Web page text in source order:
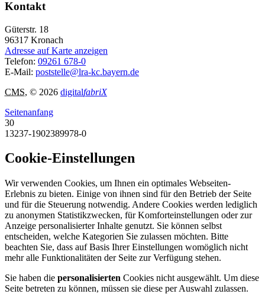
Kontakt
Güterstr. 18
96317 Kronach
Adresse auf Karte anzeigen
Telefon: 09261 678-0
E-Mail: poststelle@lra-kc.bayern.de
CMS, © 2026 digitalfabriX
Seitenanfang
30
13237-1902389978-0
Cookie-Einstellungen
Wir verwenden Cookies, um Ihnen ein optimales Webseiten-
Erlebnis zu bieten. Einige von ihnen sind für den Betrieb der Seite
und für die Steuerung notwendig. Andere Cookies werden lediglich
zu anonymen Statistikzwecken, für Komforteinstellungen oder zur
Anzeige personalisierter Inhalte genutzt. Sie können selbst
entscheiden, welche Kategorien Sie zulassen möchten. Bitte
beachten Sie, dass auf Basis Ihrer Einstellungen womöglich nicht
mehr alle Funktionalitäten der Seite zur Verfügung stehen.
Sie haben die personalisierten Cookies nicht ausgewählt. Um diese
Seite betreten zu können, müssen sie diese per Auswahl zulassen.